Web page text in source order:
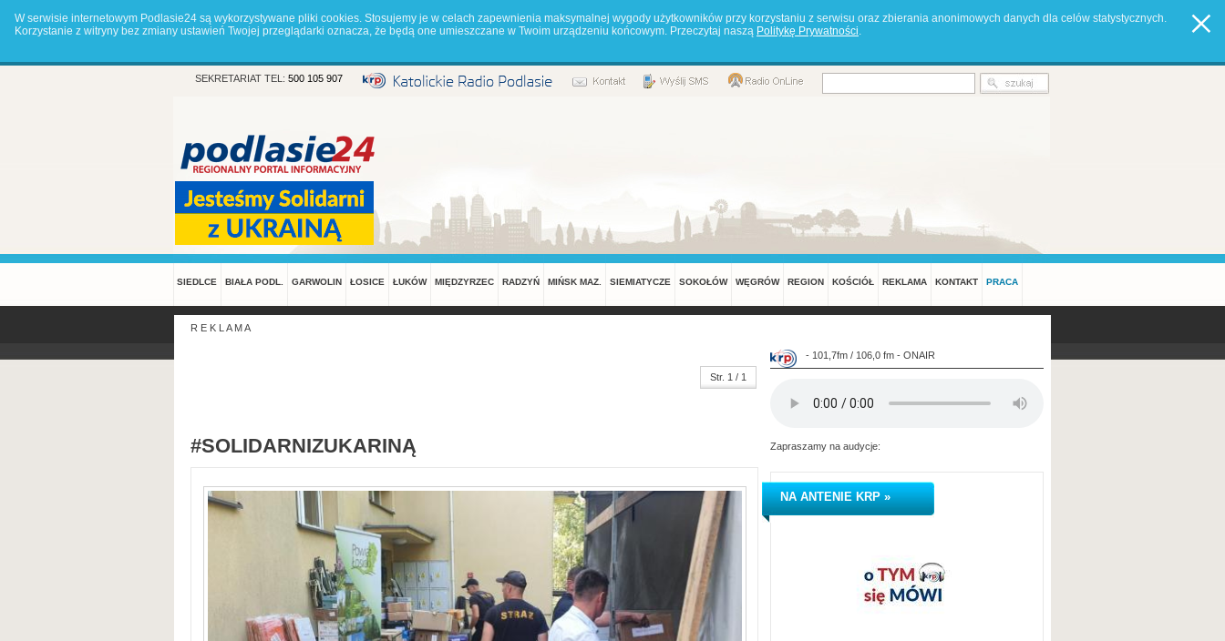
W serwisie internetowym Podlasie24 są wykorzystywane pliki cookies. Stosujemy je w celach zapewnienia maksymalnej wygody użytkowników przy korzystaniu z serwisu oraz zbierania anonimowych danych dla celów statystycznych.
Korzystanie z witryny bez zmiany ustawień Twojej przeglądarki oznacza, że będą one umieszczane w Twoim urządzeniu końcowym. Przeczytaj naszą Politykę Prywatności.
SEKRETARIAT TEL: 500 105 907
SIEDLCE BIAŁA PODL. GARWOLIN ŁOSICE ŁUKÓW MIĘDZYRZEC RADZYŃ MIŃSK MAZ. SIEMIATYCZE SOKOŁÓW WĘGRÓW REGION KOŚCIÓŁ REKLAMA KONTAKT PRACA
R E K L A M A
Str. 1 / 1
#SOLIDARNIZUKARINĄ
- 101,7fm / 106,0 fm - ONAIR
Zapraszamy na audycje:
NA ANTENIE KRP »